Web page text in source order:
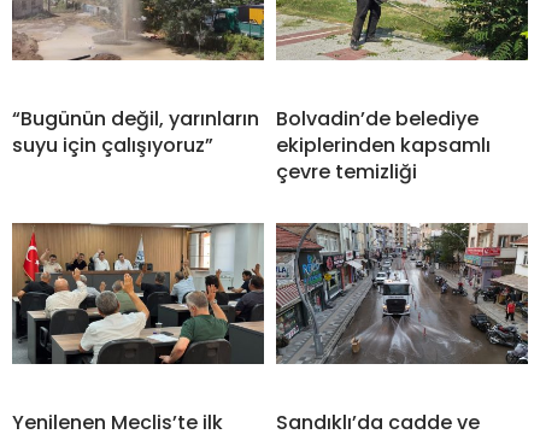
“Bugünün değil, yarınların
suyu için çalışıyoruz”
Bolvadin’de belediye
ekiplerinden kapsamlı
çevre temizliği
Yenilenen Meclis’te ilk
Sandıklı’da cadde ve